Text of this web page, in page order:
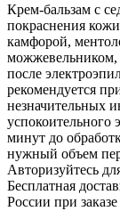
Крем-бальзам с
покраснения
камфорой,
можжевельником,
после
рекомендуется
незначительных
успокоительного
минут до
нужный объем
Авторизуйтесь
Бесплатная
России при